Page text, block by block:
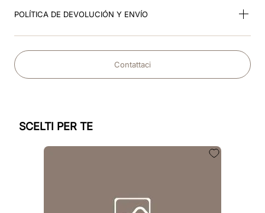
POLÍTICA DE DEVOLUCIÓN Y ENVÍO
Contattaci
SCELTI PER TE